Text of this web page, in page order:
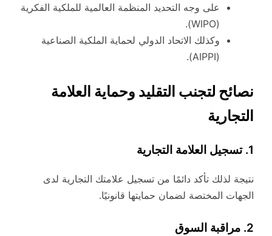
على وجه التحديد المنظمة العالمية للملكية الفكرية
(WIPO).
وكذلك الاتحاد الدولي لحماية الملكية الصناعية
(AIPPI).
نصائح لتجنب التقليد وحماية العلامة
التجارية
1. تسجيل العلامة التجارية
نتيجة لذلك تأكد دائمًا من تسجيل علامتك التجارية لدى
الجهات المختصة لضمان حمايتها قانونيًا.
2. مراقبة السوق